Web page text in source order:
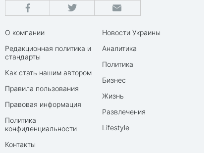
О компании
Редакционная политика и
стандарты
Как стать нашим автором
Правила пользования
Правовая информация
Политика
конфиденциальности
Контакты
Новости Украины
Аналитика
Политика
Бизнес
Жизнь
Развлечения
Lifestyle